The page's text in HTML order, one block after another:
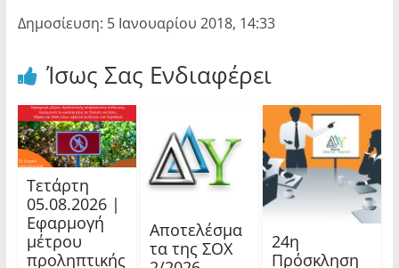
Δημοσίευση: 5 Ιανουαρίου 2018, 14:33
Ίσως Σας Ενδιαφέρει
Τετάρτη
05.08.2026 |
Εφαρμογή
μέτρου
προληπτικής
Αποτελέσμα
τα της ΣΟΧ
24η
Πρόσκληση